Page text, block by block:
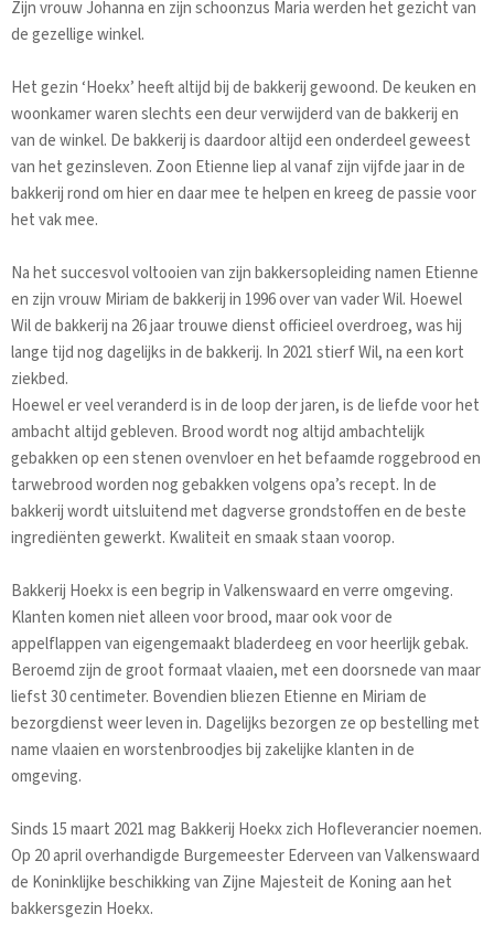
Zijn vrouw Johanna en zijn schoonzus Maria werden het gezicht van
de gezellige winkel.
Het gezin ‘Hoekx’ heeft altijd bij de bakkerij gewoond. De keuken en
woonkamer waren slechts een deur verwijderd van de bakkerij en
van de winkel. De bakkerij is daardoor altijd een onderdeel geweest
van het gezinsleven. Zoon Etienne liep al vanaf zijn vijfde jaar in de
bakkerij rond om hier en daar mee te helpen en kreeg de passie voor
het vak mee.
Na het succesvol voltooien van zijn bakkersopleiding namen Etienne
en zijn vrouw Miriam de bakkerij in 1996 over van vader Wil. Hoewel
Wil de bakkerij na 26 jaar trouwe dienst officieel overdroeg, was hij
lange tijd nog dagelijks in de bakkerij. In 2021 stierf Wil, na een kort
ziekbed.
Hoewel er veel veranderd is in de loop der jaren, is de liefde voor het
ambacht altijd gebleven. Brood wordt nog altijd ambachtelijk
gebakken op een stenen ovenvloer en het befaamde roggebrood en
tarwebrood worden nog gebakken volgens opa’s recept. In de
bakkerij wordt uitsluitend met dagverse grondstoffen en de beste
ingrediënten gewerkt. Kwaliteit en smaak staan voorop.
Bakkerij Hoekx is een begrip in Valkenswaard en verre omgeving.
Klanten komen niet alleen voor brood, maar ook voor de
appelflappen van eigengemaakt bladerdeeg en voor heerlijk gebak.
Beroemd zijn de groot formaat vlaaien, met een doorsnede van maar
liefst 30 centimeter. Bovendien bliezen Etienne en Miriam de
bezorgdienst weer leven in. Dagelijks bezorgen ze op bestelling met
name vlaaien en worstenbroodjes bij zakelijke klanten in de
omgeving.
Sinds 15 maart 2021 mag Bakkerij Hoekx zich Hofleverancier noemen.
Op 20 april overhandigde Burgemeester Ederveen van Valkenswaard
de Koninklijke beschikking van Zijne Majesteit de Koning aan het
bakkersgezin Hoekx.